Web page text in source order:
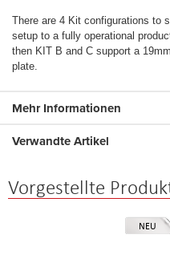
There are 4 Kit configurations to
setup to a fully operational
then KIT B and C support a
plate.
Mehr Informationen
Verwandte Artikel
Vorgestellte
NEU